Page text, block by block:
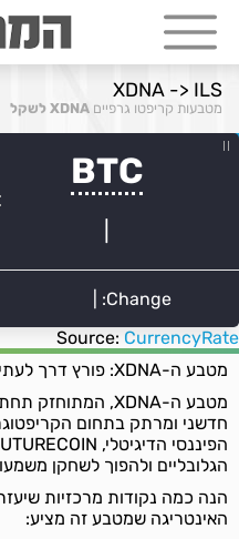
XDNA -> ILS
מטבעות קריפטו גרפיים XDNA לשקל
Source: CurrencyRate
מטבע ה-XDNA: פורץ דרך לעתיד הקריפטוגרפי
חדשני ומרתק בתחום
הגלובליים ולהפוך לשחקן
הנה כמה נקודות מרכזיות
האינטריגה שמטבע זה מציע: